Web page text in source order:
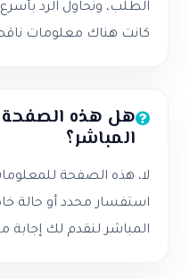
الطلب، ونحاول الرد
كانت هناك معلومات
هل هذه الصفحة
المباشر؟
لا، هذه الصفحة
استفسار محدد أو حالة
المباشر لنقدم لك إجابة